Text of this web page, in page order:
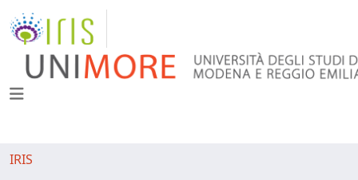
IRIS